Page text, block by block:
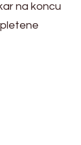
na koncu